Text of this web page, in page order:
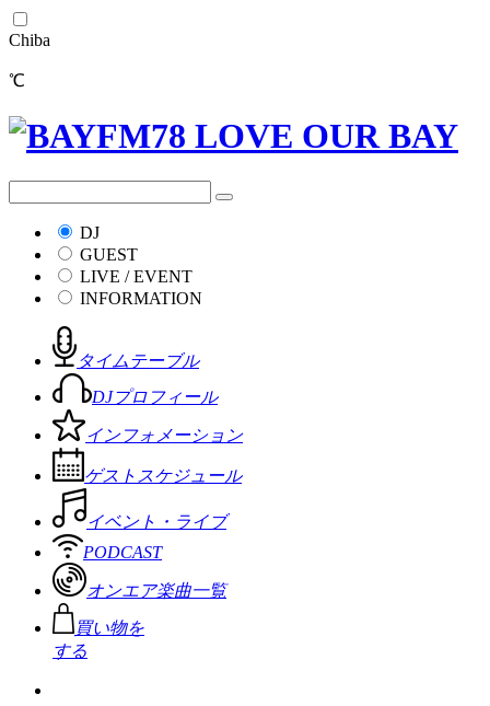
Chiba
℃
DJ
GUEST
LIVE / EVENT
INFORMATION
タイムテーブル
DJプロフィール
インフォメーション
ゲストスケジュール
イベント・ライブ
PODCAST
オンエア楽曲一覧
買い物を
する